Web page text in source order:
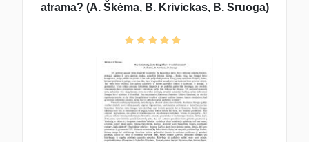
atrama? (A. Škėma, B. Krivickas, B. Sruoga)